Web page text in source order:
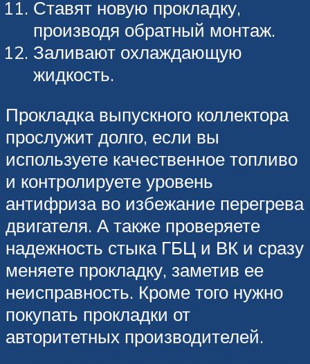
Ставят новую прокладку,
производя обратный монтаж.
Заливают охлаждающую
жидкость.
Прокладка выпускного коллектора
прослужит долго, если вы
используете качественное топливо
и контролируете уровень
антифриза во избежание перегрева
двигателя. А также проверяете
надежность стыка ГБЦ и ВК и сразу
меняете прокладку, заметив ее
неисправность. Кроме того нужно
покупать прокладки от
авторитетных производителей.